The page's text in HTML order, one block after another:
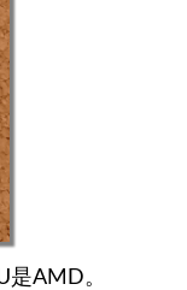
AMD。